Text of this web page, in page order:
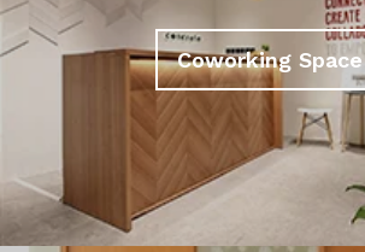
Coworking Space